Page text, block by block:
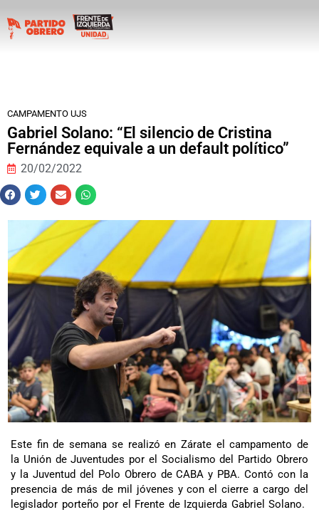
CAMPAMENTO UJS
Gabriel Solano: “El silencio de Cristina
Fernández equivale a un default político”
20/02/2022
Este fin de semana se realizó en Zárate el campamento de
la Unión de Juventudes por el Socialismo del Partido Obrero
y la Juventud del Polo Obrero de CABA y PBA. Contó con la
presencia de más de mil jóvenes y con el cierre a cargo del
legislador porteño por el Frente de Izquierda Gabriel Solano.